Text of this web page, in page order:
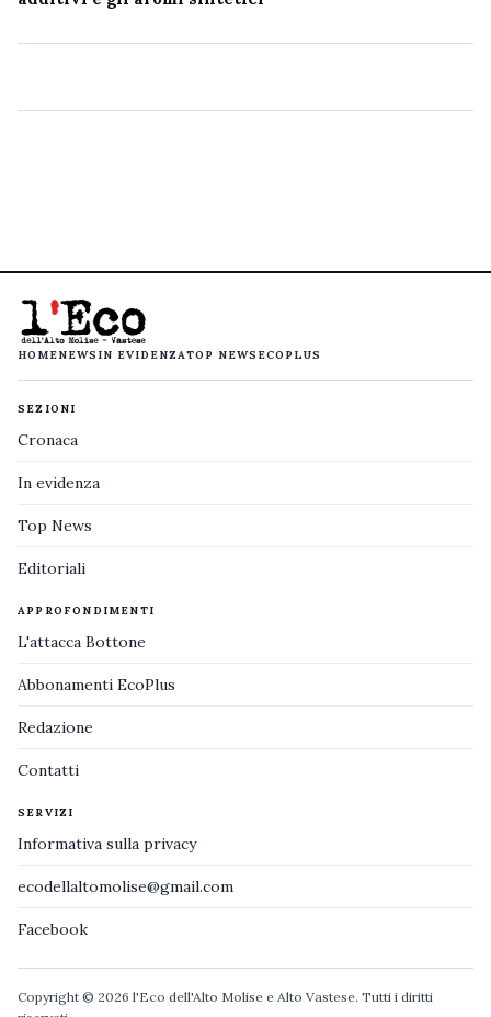
HOMENEWS IN EVIDENZATOP NEWS ECOPLUS
SEZIONI
Cronaca
In evidenza
Top News
Editoriali
APPROFONDIMENTI
L'attacca Bottone
Abbonamenti EcoPlus
Redazione
Contatti
SERVIZI
Informativa sulla privacy
ecodellaltomolise@gmail.com
Facebook
Copyright © 2026 l'Eco dell'Alto Molise e Alto Vastese. Tutti i diritti